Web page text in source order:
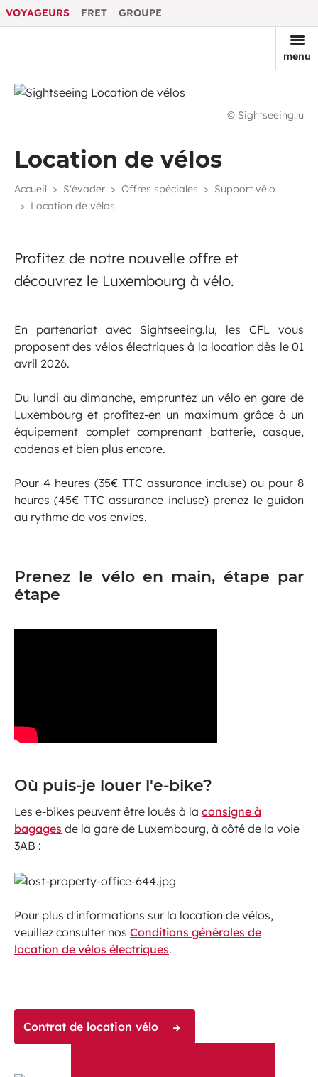
VOYAGEURS FRET GROUPE
menu
© Sightseeing.lu
Location de vélos
Accueil S'évader Offres spéciales
Support vélo
Location de vélos
Profitez de notre nouvelle offre et
découvrez le Luxembourg à vélo.
En partenariat avec Sightseeing.lu, les CFL vous
proposent des vélos électriques à la location dès le 01
avril 2026.
Du lundi au dimanche, empruntez un vélo en gare de
Luxembourg et profitez-en un maximum grâce à un
équipement complet comprenant batterie, casque,
cadenas et bien plus encore.
Pour 4 heures (35€ TTC assurance incluse) ou pour 8
heures (45€ TTC assurance incluse) prenez le guidon
au rythme de vos envies.
Prenez le vélo en main, étape par
étape
Où puis-je louer l'e-bike?
Les e-bikes peuvent être loués à la consigne à
bagages de la gare de Luxembourg, à côté de la voie
3AB :
Pour plus d'informations sur la location de vélos,
veuillez consulter nos Conditions générales de
location de vélos électriques.
Contrat de location vélo